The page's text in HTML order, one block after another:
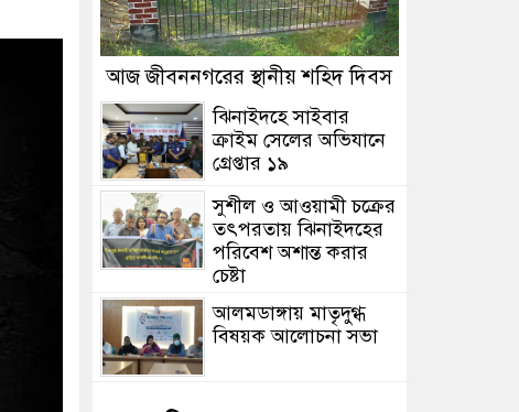
আজ জীবননগরের স্থানীয় শহিদ দিবস
ঝিনাইদহে সাইবার
ক্রাইম সেলের অভিযানে
গ্রেপ্তার ১৯
সুশীল ও আওয়ামী চক্রের
তৎপরতায় ঝিনাইদহের
পরিবেশ অশান্ত করার
চেষ্টা
আলমডাঙ্গায় মাতৃদুগ্ধ
বিষয়ক আলোচনা সভা